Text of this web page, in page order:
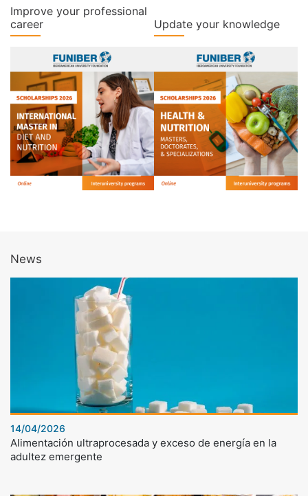
Improve your professional
career
Update your knowledge
News
14/04/2026
Alimentación ultraprocesada y exceso de energía en la
adultez emergente